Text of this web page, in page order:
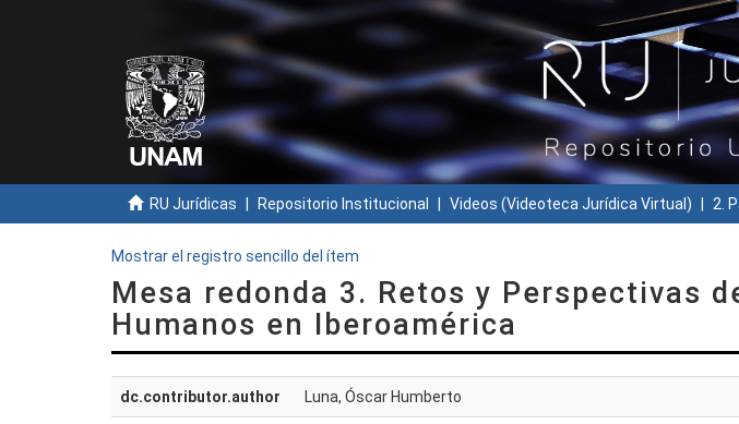
RU Jurídicas Repositorio Institucional Videos (Videoteca Jurídica Virtual) 2.
Mostrar el registro sencillo del ítem
Mesa redonda 3. Retos y Perspectivas
Humanos en Iberoamérica
dc.contributor.author Luna, Óscar Humberto